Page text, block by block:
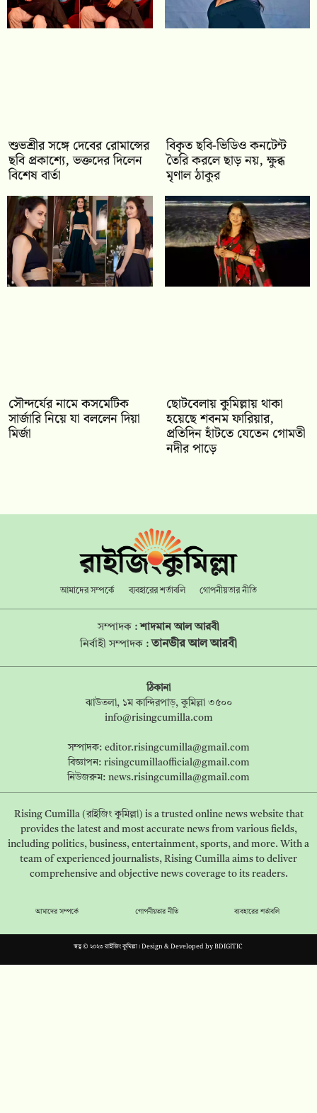
শুভশ্রীর সঙ্গে দেবের রোমান্সের
ছবি প্রকাশ্যে, ভক্তদের দিলেন
বিশেষ বার্তা
বিকৃত ছবি-ভিডিও কনটেন্ট
তৈরি করলে ছাড় নয়, ক্ষুব্ধ
মৃণাল ঠাকুর
সৌন্দর্যের নামে কসমেটিক
সার্জারি নিয়ে যা বললেন দিয়া
মির্জা
ছোটবেলায় কুমিল্লায় থাকা
হয়েছে শবনম ফারিয়ার,
প্রতিদিন হাঁটতে যেতেন গোমতী
নদীর পাড়ে
আমাদের সম্পর্কে ব্যবহারের শর্তাবলি গোপনীয়তার নীতি
সম্পাদক :শাদমান আল আরবী
নির্বাহী সম্পাদক :তানভীর আল আরবী
ঠিকানা
ঝাউতলা, ১ম কান্দিরপাড়, কুমিল্লা ৩৫০০
info@risingcumilla.com
সম্পাদক: editor.risingcumilla@gmail.com
বিজ্ঞাপন: risingcumillaofficial@gmail.com
নিউজরুম: news.risingcumilla@gmail.com
Rising Cumilla (রাইজিং কুমিল্লা) is a trusted online news website that
provides the latest and most accurate news from various fields,
including politics, business, entertainment, sports, and more. With a
team of experienced journalists, Rising Cumilla aims to deliver
comprehensive and objective news coverage to its readers.
আমাদের সম্পর্কে গোপনীয়তার নীতি ব্যবহারের শর্তাবলি
স্বত্ব © ২০২৩ রাইজিং কুমিল্লা। Design & Developed byBDIGITIC